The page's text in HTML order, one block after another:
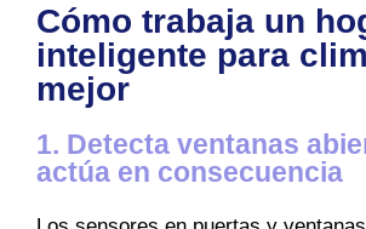
Cómo trabaja un
inteligente para
mejor
1. Detecta ventanas
actúa en consecuencia